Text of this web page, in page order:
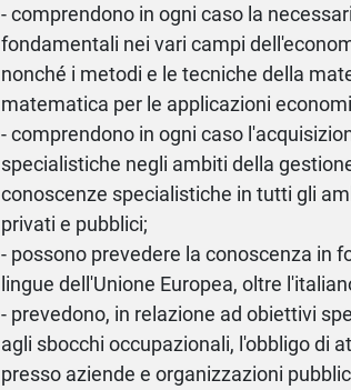
- comprendono in ogni caso la
fondamentali nei vari campi
nonché i metodi e le tecniche della
matematica per le applicazioni
- comprendono in ogni caso
specialistiche negli ambiti della
conoscenze specialistiche in tutti gli
privati e pubblici;
- possono prevedere la conoscenza in
lingue dell'Unione Europea, oltre
- prevedono, in relazione ad obiettivi
agli sbocchi occupazionali, l'obbligo di
presso aziende e organizzazioni